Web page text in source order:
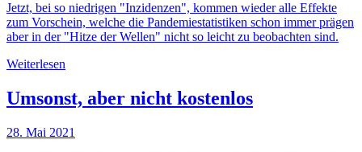
Jetzt, bei so niedrigen "Inzidenzen", kommen wieder alle Effekte
zum Vorschein, welche die Pandemiestatistiken schon immer prägen
aber in der "Hitze der Wellen" nicht so leicht zu beobachten sind.
Weiterlesen
Umsonst, aber nicht kostenlos
28. Mai 2021